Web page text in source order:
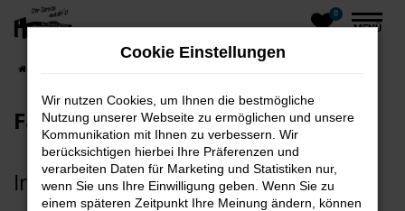
Zum
Hauptinhalt
springen
0
MENÜ
Fahrzeugankauf
Inzahlungnahme-Formular
Cookie Einstellungen
Wir nutzen Cookies, um Ihnen die bestmögliche
Nutzung unserer Webseite zu ermöglichen und unsere
Kommunikation mit Ihnen zu verbessern. Wir
berücksichtigen hierbei Ihre Präferenzen und
verarbeiten Daten für Marketing und Statistiken nur,
wenn Sie uns Ihre Einwilligung geben. Wenn Sie zu
einem späteren Zeitpunkt Ihre Meinung ändern, können